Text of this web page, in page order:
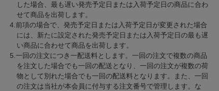
した場合、最も遅い発売予定日または入荷予定日の商品に合わ
せて商品を出荷します。
4.前項の場合で、発売予定日または入荷予定日が変更された場合
には、新たに設定された発売予定日または入荷予定日の最も遅
い商品に合わせて商品を出荷します。
5.一回の注文につき一配送料とします。一回の注文で複数の商品
を注文した場合でも一回の配送となり、一回の注文が複数の荷
物として別れた場合でも一回の配送料となります。また、一回
の注文は当社が本会員に付与する注文番号で管理します。な